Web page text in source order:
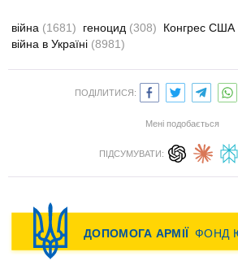
війна (1681) геноцид (308) Конгрес США
війна в Україні (8981)
ПОДІЛИТИСЯ:
Мені подобається
ПІДСУМУВАТИ: